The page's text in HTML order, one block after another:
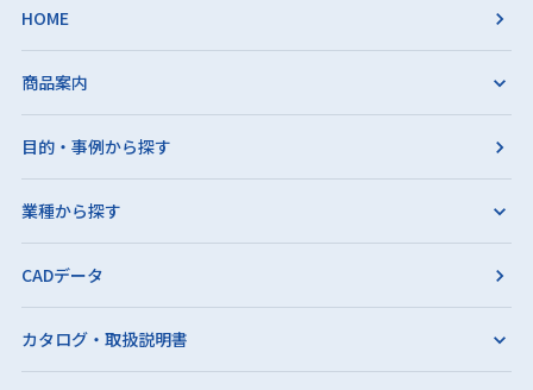
HOME
商品案内
目的・事例から探す
業種から探す
CADデータ
カタログ・取扱説明書